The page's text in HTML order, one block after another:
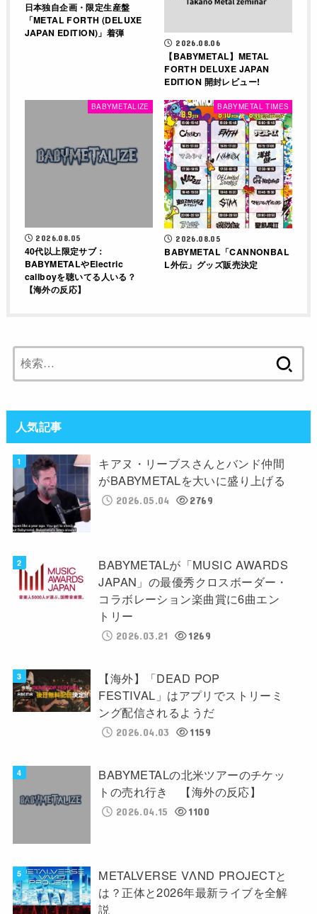
日本独自企画・限定生産盤
「METAL FORTH (DELUXE
JAPAN EDITION)」着弾
2026.08.06
【BABYMETAL】METAL
FORTH DELUXE JAPAN
EDITION 開封レビュー!
BABYMETALIZE
2026.08.05
40代以上限定サブ：
BABYMETALやElectric
callboyを聴いてる人いる？
【海外の反応】
BABYMETAL TIMES
2026.08.05
BABYMETAL「CANNONBAL
L外伝」グッズ販売決定
索:
人気記事
キアヌ・リーブスさんとバンド仲間
がBABYMETALを大いに盛り上げる
2026.05.04 2769
BABYMETALが「MUSIC AWARDS
JAPAN」の最優秀クロスボーダー・
コラボレーション楽曲賞に6曲エン
トリー
2026.03.21 1269
【海外】「DEAD POP
FESTIVAL」はアプリでストリーミ
ング配信されるようだ
2026.04.03 1159
BABYMETALの北米ツアーのチケッ
トの売れ行き 【海外の反応】
2026.04.15 1100
METALVERSE VΛND PROJECTと
は？正体と2026年最新ライブを全解
説